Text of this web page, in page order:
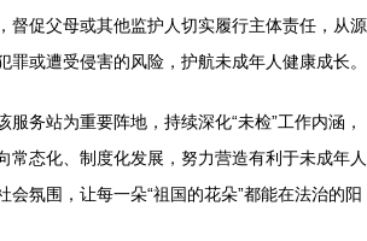
督促父母或其他监护人切实履行主体责任，从源
罪或遭受侵害的风险，护航未成年人健康成长。
服务站为重要阵地，持续深化“未检”工作内涵，
常态化、制度化发展，努力营造有利于未成年人
会氛围，让每一朵“祖国的花朵”都能在法治的阳